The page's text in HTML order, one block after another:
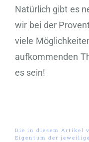
Natürlich gibt es
wir bei der
viele
aufkommenden
es sein!
Die in diesem Artikel
Eigentum der